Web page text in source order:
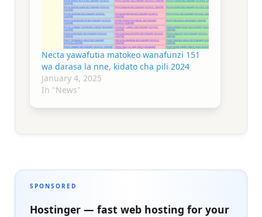
Necta yawafutia matokeo wanafunzi 151
wa darasa la nne, kidato cha pili 2024
January 4, 2025
In "News"
SPONSORED
Hostinger — fast web hosting for your